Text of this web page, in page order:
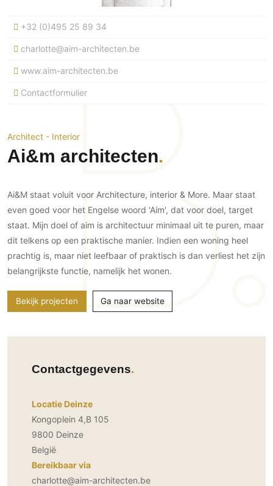
Bedden
Meubels
Glas
Interieurbouw
Keuken
Keukens
Keukenbladen
Keukenkranen
Aluminium deuren
Stalen deuren
Systeemwanden
Deurbeslag
Raambeslag
Meubelbeslag
Buitendeuren
Vouwwanden
Garagedeuren
Zonwering
Buitenshutters
Overig
Autolift
3D visualisaties
Gevel
Gevelbekleding
Gevelstenen
Houten gevelbekleding
Tuinverlichting
Hekwerken en poorten
Tuin wellness
Buitenvloeren
Houten buitenvloeren
Natuursteen en keramiek
buitenvloeren
Vlonders
Zonwering buiten
Serre/Veranda
Slaapkamer
Wellness
Wijnkelder
Woonkamer
Bijgebouw / Poolhouse
Terrasoverkapping
Tuin
Villa
Zwembad
Zakelijk
Kantoor
+32 (0)495 25 89 34
charlotte@aim-architecten.be
www.aim-architecten.be
Contactformulier
Architect - Interior
Ai&m architecten
Ai&M staat voluit voor Architecture, interior & More. Maar staat
even goed voor het Engelse woord 'Aim', dat voor doel, target
staat. Mijn doel of aim is architectuur minimaal uit te puren, maar
dit telkens op een praktische manier. Indien een woning heel
prachtig is, maar niet leefbaar of praktisch is dan verliest het zijn
belangrijkste functie, namelijk het wonen.
Bekijk projecten Ga naar website
Contactgegevens
Locatie Deinze
Kongoplein 4,B 105
9800 Deinze
België
Bereikbaar via
charlotte@aim-architecten.be